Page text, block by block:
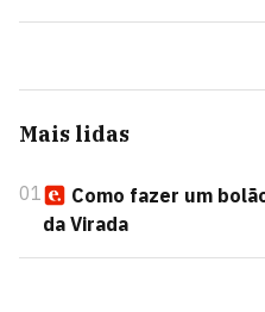
Mais lidas
01
Como fazer um
da Virada